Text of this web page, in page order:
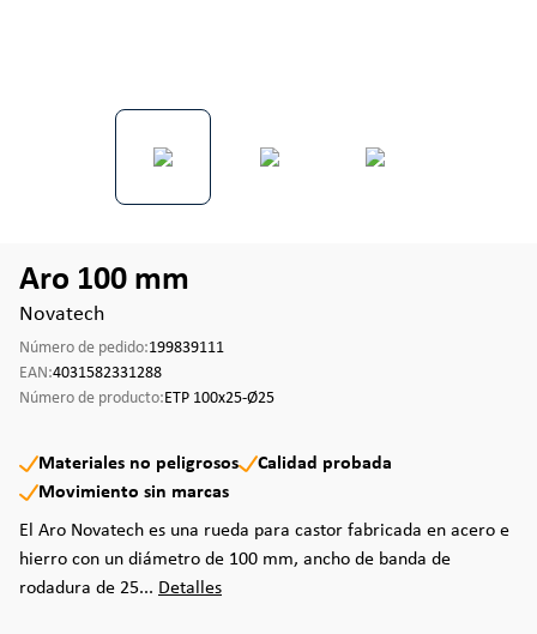
Aro 100 mm
Novatech
Número de pedido:199839111
EAN:4031582331288
Número de producto:ETP 100x25-Ø25
Materiales no peligrosos
Calidad probada
Movimiento sin marcas
El Aro Novatech es una rueda para castor fabricada en acero e
hierro con un diámetro de 100 mm, ancho de banda de
rodadura de 25... Detalles